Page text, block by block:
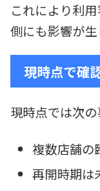
これにより利
側にも影響が生
現時点で確
現時点では次の
複数店舗の
再開時期は